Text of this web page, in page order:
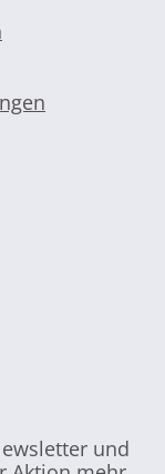
und